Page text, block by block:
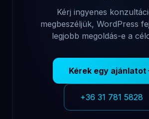
Kérj ingyenes
megbeszéljük, WordPress
legjobb megoldás-e a
Kérek egy ajánlatot
+36 31 781 5828